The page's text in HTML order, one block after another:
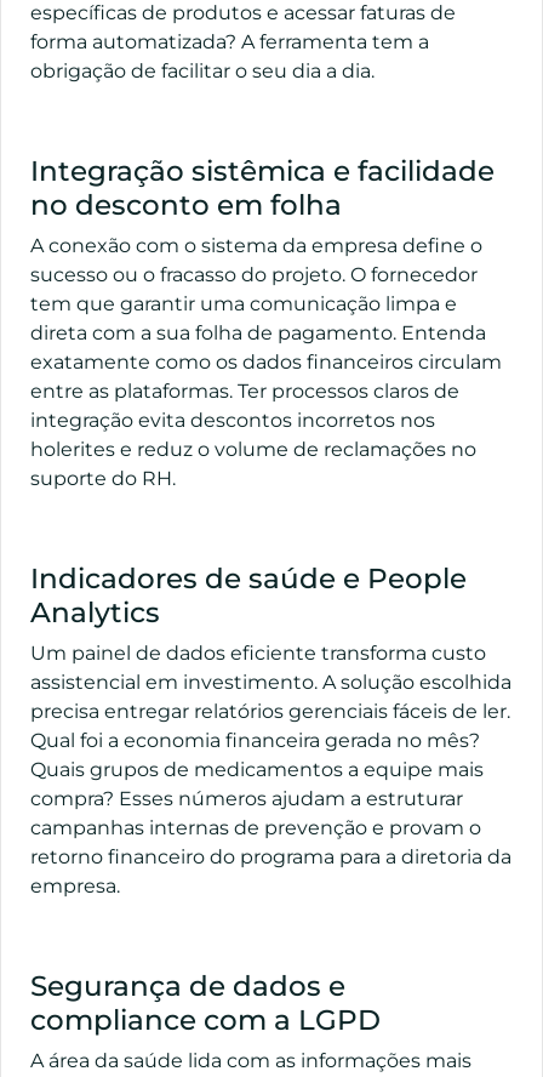
específicas de produtos e acessar faturas de
forma automatizada? A ferramenta tem a
obrigação de facilitar o seu dia a dia.
Integração sistêmica e facilidade
no desconto em folha
A conexão com o sistema da empresa define o
sucesso ou o fracasso do projeto. O fornecedor
tem que garantir uma comunicação limpa e
direta com a sua folha de pagamento. Entenda
exatamente como os dados financeiros circulam
entre as plataformas. Ter processos claros de
integração evita descontos incorretos nos
holerites e reduz o volume de reclamações no
suporte do RH.
Indicadores de saúde e People
Analytics
Um painel de dados eficiente transforma custo
assistencial em investimento. A solução escolhida
precisa entregar relatórios gerenciais fáceis de ler.
Qual foi a economia financeira gerada no mês?
Quais grupos de medicamentos a equipe mais
compra? Esses números ajudam a estruturar
campanhas internas de prevenção e provam o
retorno financeiro do programa para a diretoria da
empresa.
Segurança de dados e
compliance com a LGPD
A área da saúde lida com as informações mais